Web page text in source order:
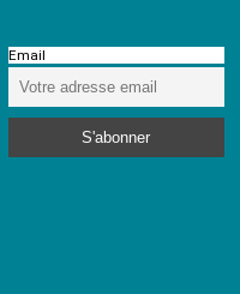
Email